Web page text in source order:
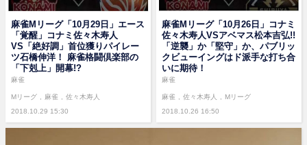
麻雀Mリーグ「10月29日」エース
「覚醒」コナミ佐々木寿人
VS「絶好調」首位獲りパイレー
ツ石橋伸洋！ 麻雀格闘倶楽部の
「下剋上」開幕!?
2018.10.29 15:30
麻雀
Mリーグ 麻雀 佐々木寿人
麻雀Mリーグ「10月26日」コナミ
佐々木寿人VSアベマス松本吉弘!!
「逆襲」か「堅守」か、パブリッ
クビューイングはド派手な打ち合
いに期待！
2018.10.26 16:50
麻雀
麻雀 佐々木寿人 Mリーグ